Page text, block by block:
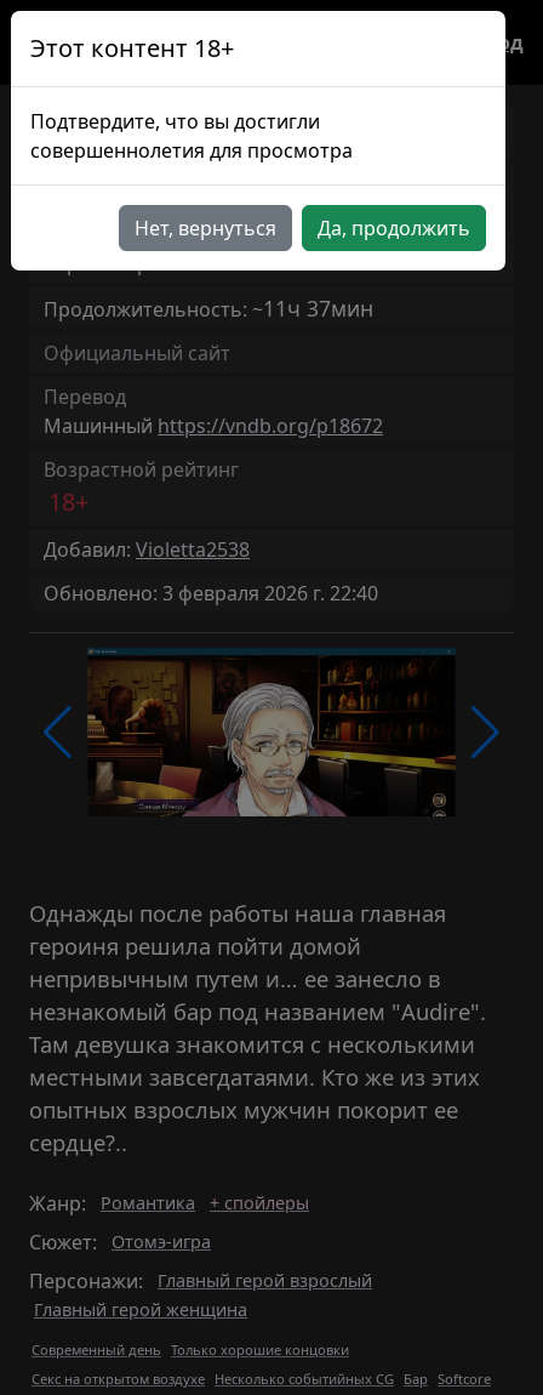
Вход
Этот контент 18+
Подтвердите, что вы достигли
совершеннолетия для просмотра
Нет, вернуться Да, продолжить
JP/RUPub Encounter
Известна также, как
Dandy Shot
Продолжительность: ~11ч 37мин
Официальный сайт
Перевод
Машинный https://vndb.org/p18672
Возрастной рейтинг
18+
Добавил: Violetta2538
Обновлено: 3 февраля 2026 г. 22:40
Однажды после работы наша главная
героиня решила пойти домой
непривычным путем и… ее занесло в
незнакомый бар под названием "Audire".
Там девушка знакомится с несколькими
местными завсегдатаями. Кто же из этих
опытных взрослых мужчин покорит ее
сердце?..
Жанр: Романтика + спойлеры
Сюжет: Отомэ-игра
Персонажи:
Главный герой взрослый
Главный герой женщина
Современный день Только хорошие концовки
Секс на открытом воздухе Несколько событийных CG Бар Softcore